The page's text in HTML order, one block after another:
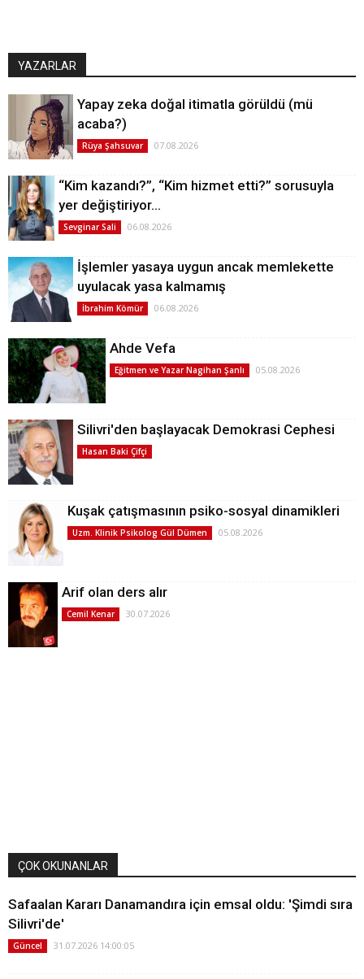
YAZARLAR
Yapay zeka doğal itimatla görüldü (mü
acaba?)
Rüya Şahsuvar 07.08.2026
“Kim kazandı?”, “Kim hizmet etti?” sorusuyla
yer değiştiriyor…
Sevginar Sali 06.08.2026
İşlemler yasaya uygun ancak memlekette
uyulacak yasa kalmamış
İbrahim Kömür 06.08.2026
Ahde Vefa
Eğitmen ve Yazar Nagihan Şanlı 05.08.2026
Silivri'den başlayacak Demokrasi Cephesi
Hasan Baki Çifçi
Kuşak çatışmasının psiko-sosyal dinamikleri
Uzm. Klinik Psikolog Gül Dümen 05.08.2026
Arif olan ders alır
Cemil Kenar 30.07.2026
ÇOK OKUNANLAR
Safaalan Kararı Danamandıra için emsal oldu: 'Şimdi sıra
Silivri'de'
Güncel 31.07.2026 14:00:05